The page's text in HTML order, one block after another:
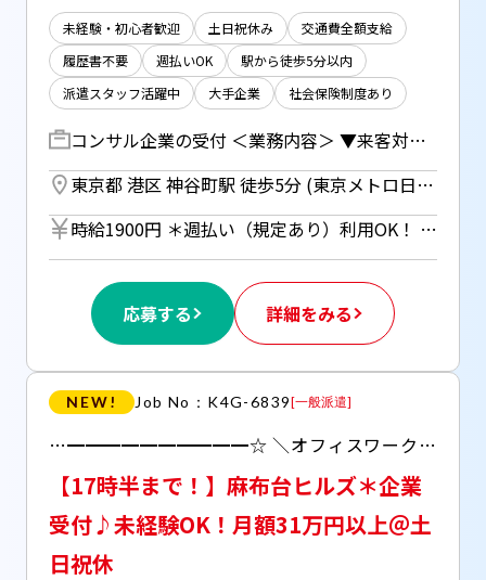
未経験・初心者歓迎 土日祝休み
交通費全額支給
履歴書不要
週払いOK
駅から徒歩5分以内
派遣スタッフ活躍中
大手企業 社会保険制度あり
コンサル企業の受付 ＜業務内容＞ ▼来客対応・ご案内 →採用面接の方が8割程度 ▼Webテストの手順説明（マニュアルあり） ▼担当者へのチャット連絡 ▼Outlookから来客予定リストの印刷、共有 ▼会議室のテーブル拭き、ゴミの回収 ▼社内からの電話対応 →例）「会議室を予約してほしい」など ＊複数名体制なので分からないことはすぐ確認できます！
東京都 港区 神谷町駅 徒歩5分 (東京メトロ日比谷線) ／ 六本木一丁目駅 徒歩7分 (東京メトロ南北線)
時給1900円 ＊週払い（規定あり）利用OK！ 但し、週払い制度は初回2ヵ月間のみ、 3ヵ月目以降は月払い制になります。 利用についてはご本人様からお仕事紹介時に申請があった場合のみとなります。
応募する 詳細をみる
NEW! Job No：K4G-6839[一般派遣]
…━━━━━━━━━━☆ ＼オフィスワークデビューOK♪／ ■時間固定＊8時半～17時半！ ■接客など別職種からの ジョブチェンジも大歓迎♪
【17時半まで！】麻布台ヒルズ＊企業
受付♪未経験OK！月額31万円以上＠土
日祝休